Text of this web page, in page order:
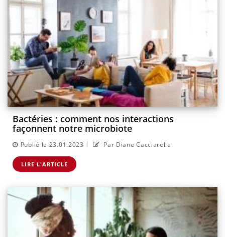
Bactéries : comment nos interactions
façonnent notre microbiote
Publié le 23.01.2023 | Par Diane Cacciarella
LIRE L'ARTICLE